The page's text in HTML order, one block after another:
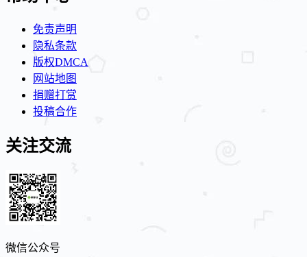
免责声明
隐私条款
版权DMCA
网站地图
捐赠打赏
投稿合作
关注交流
微信公众号